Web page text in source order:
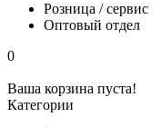
Розница / сервис
Оптовый отдел
0
Ваша корзина пуста!
Категории